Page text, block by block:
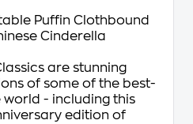
Puffin Clothbound
Cinderella
are stunning
of some of the best-
world - including this
edition of